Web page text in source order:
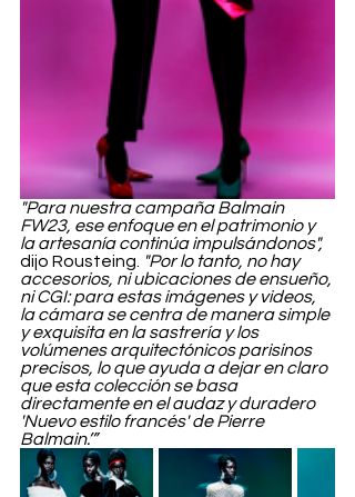
"Para nuestra campaña Balmain
FW23, ese enfoque en el patrimonio y
la artesanía continúa impulsándonos",
dijo Rousteing.
"Por lo tanto, no hay
accesorios, ni ubicaciones de ensueño,
ni CGI: para estas imágenes y videos,
la cámara se centra de manera simple
y exquisita en la sastrería y los
volúmenes arquitectónicos parisinos
precisos, lo que ayuda a dejar en claro
que esta colección se basa
directamente en el audaz y duradero
'Nuevo estilo francés' de Pierre
Balmain.’”